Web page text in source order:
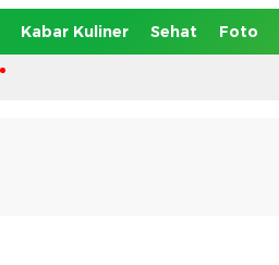
Kabar Kuliner Sehat Foto